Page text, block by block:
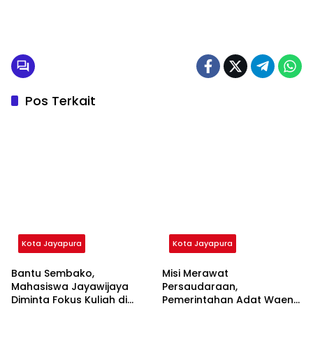
Pos Terkait
Kota Jayapura
Bantu Sembako,
Mahasiswa Jayawijaya
Diminta Fokus Kuliah di
Kota Jayapura
Misi Merawat
Persaudaraan,
Pemerintahan Adat Waena